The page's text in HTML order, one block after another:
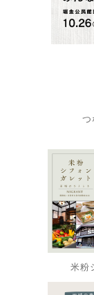
つ
米粉